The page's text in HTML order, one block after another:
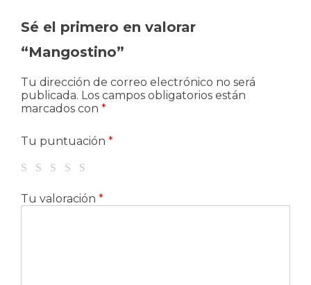
Sé el primero en valorar
“Mangostino”
Tu dirección de correo electrónico no será
publicada. Los campos obligatorios están
marcados con *
Tu puntuación *
Tu valoración *